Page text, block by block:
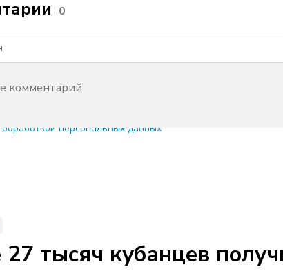
0
обработкой персональных данных
27 тысяч кубанцев